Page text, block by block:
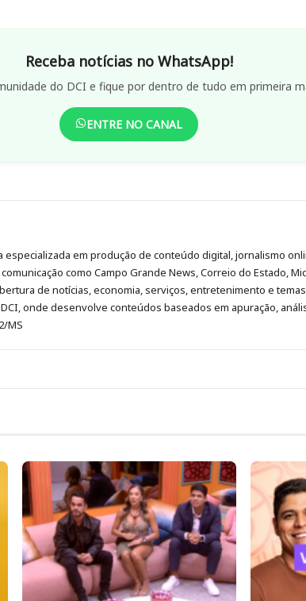
Receba notícias no WhatsApp!
do DCI e fique por dentro de tudo em primeira
ENTRE NO CANAL
especializada em produção de conteúdo digital, jornalismo
como Campo Grande News, Correio do Estado,
de notícias, economia, serviços, entretenimento e
onde desenvolve conteúdos baseados em apuração,
MS